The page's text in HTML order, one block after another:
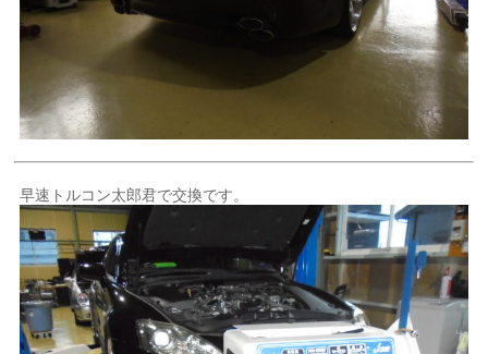
早速トルコン太郎君で交換です。